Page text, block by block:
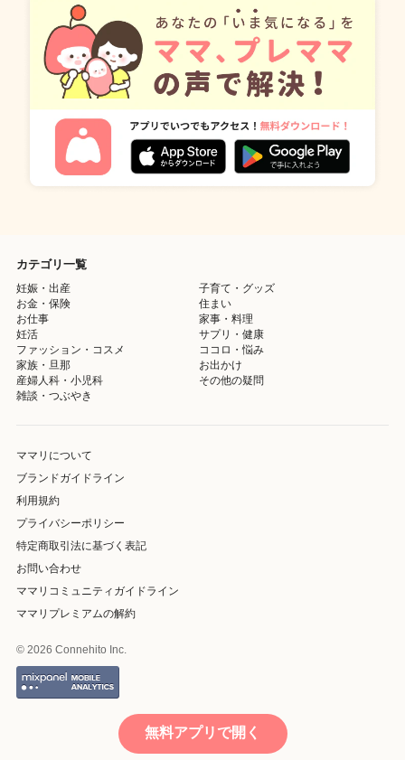
カテゴリ一覧
妊娠・出産
子育て・グッズ
お金・保険
住まい
お仕事
家事・料理
妊活
サプリ・健康
ファッション・コスメ
ココロ・悩み
家族・旦那
お出かけ
産婦人科・小児科
その他の疑問
雑談・つぶやき
ママリについて
ブランドガイドライン
利用規約
プライバシーポリシー
特定商取引法に基づく表記
お問い合わせ
ママリコミュニティガイドライン
ママリプレミアムの解約
© 2026 Connehito Inc.
無料アプリで開く